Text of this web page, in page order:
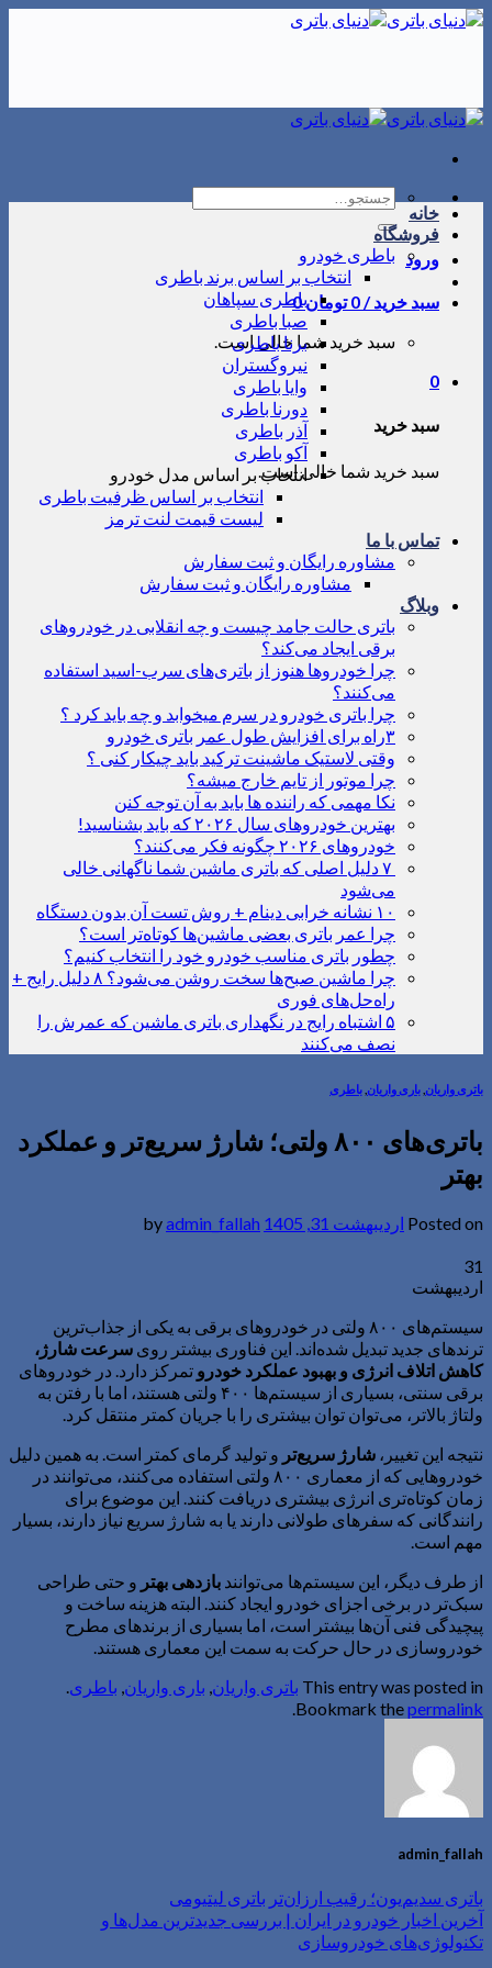
Skip
جستجو
برای:
ورود
سبد خرید /0 تومان0
سبد خرید شما خالی است.
0
سبد خرید
سبد خرید شما خالی است.
خانه
فروشگاه
باطری خودرو
انتخاب بر اساس برند باطری
باطری سپاهان
صبا باطری
برنا باطری
نیروگستران
وایا باطری
دورنا باطری
آذر باطری
آکو باطری
انتخاب بر اساس مدل خودرو
انتخاب بر اساس ظرفیت باطری
لیست قیمت لنت ترمز
تماس با ما
مشاوره رایگان و ثبت سفارش
مشاوره رایگان و ثبت سفارش
وبلاگ
باتری حالت جامد چیست و چه انقلابی در خودروهای
برقی ایجاد می‌کند؟
چرا خودروها هنوز از باتری‌های سرب-اسید استفاده
می‌کنند؟
چرا باتری خودرو در سرم میخوابد و چه باید کرد ؟
۳راه برای افزایش طول عمر باتری خودرو
وقتی لاستیک ماشینت ترکید باید چیکار کنی ؟
چرا موتور از تایم خارج میشه؟
نکا مهمی که راننده ها باید به آن توجه کنن
بهترین خودروهای سال ۲۰۲۶ که باید بشناسید!
خودروهای ۲۰۲۶ چگونه فکر می‌کنند؟
۷ دلیل اصلی که باتری ماشین شما ناگهانی خالی
می‌شود
۱۰ نشانه خرابی دینام + روش تست آن بدون دستگاه
چرا عمر باتری بعضی ماشین‌ها کوتاه‌تر است؟
چطور باتری مناسب خودرو خود را انتخاب کنیم؟
چرا ماشین صبح‌ها سخت روشن می‌شود؟ ۸ دلیل رایج +
راه‌حل‌های فوری
۵ اشتباه رایج در نگهداری باتری ماشین که عمرش را
نصف می‌کنند
باتری واریان باری واریان باطری
باتری‌های ۸۰۰ ولتی؛ شارژ سریع‌تر و عملکرد
بهتر
Posted on اردیبهشت 31, 1405 admin_fallah
31
اردیبهشت
سیستم‌های ۸۰۰ ولتی در خودروهای برقی به یکی از جذاب‌ترین
ترندهای جدید تبدیل شده‌اند. این فناوری بیشتر روی سرعت شارژ،
کاهش اتلاف انرژی و بهبود عملکرد خودرو تمرکز دارد. در خودروهای
برقی سنتی، بسیاری از سیستم‌ها ۴۰۰ ولتی هستند، اما با رفتن به
ولتاژ بالاتر، می‌توان توان بیشتری را با جریان کمتر منتقل کرد.
نتیجه این تغییر، شارژ سریع‌تر و تولید گرمای کمتر است. به همین دلیل
خودروهایی که از معماری ۸۰۰ ولتی استفاده می‌کنند، می‌توانند در
زمان کوتاه‌تری انرژی بیشتری دریافت کنند. این موضوع برای
رانندگانی که سفرهای طولانی دارند یا به شارژ سریع نیاز دارند، بسیار
مهم است.
از طرف دیگر، این سیستم‌ها می‌توانند بازدهی بهتر و حتی طراحی
سبک‌تر در برخی اجزای خودرو ایجاد کنند. البته هزینه ساخت و
پیچیدگی فنی آن‌ها بیشتر است، اما بسیاری از برندهای مطرح
خودروسازی در حال حرکت به سمت این معماری هستند.
This entry was posted in باتری واریان, باری واریان, باطری.
Bookmark thepermalink
.
admin_fallah
باتری سدیم‌یون؛ رقیب ارزان‌تر باتری لیتیومی
آخرین اخبار خودرو در ایران | بررسی جدیدترین مدل‌ها و
تکنولوژی‌های خودروسازی